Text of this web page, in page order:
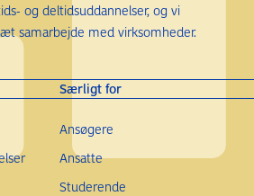
og deltidsuddannelser, og vi
samarbejde med virksomheder.
Særligt for
Ansøgere
Ansatte
Studerende